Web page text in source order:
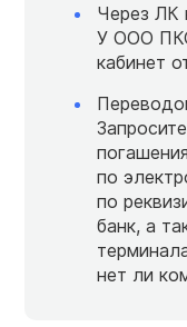
Через ЛК
У ООО
кабинет
по
по
банк, а
нет ли